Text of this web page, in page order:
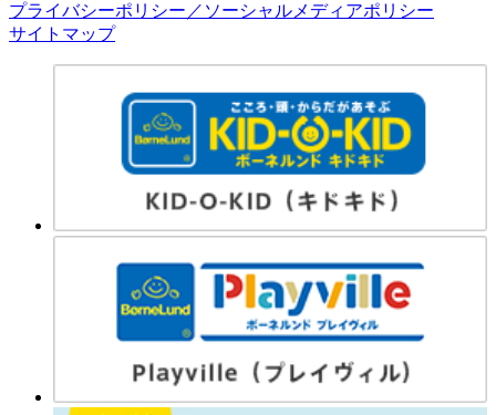
プライバシーポリシー／ソーシャルメディアポリシー
サイトマップ